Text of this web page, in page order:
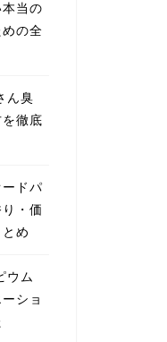
当の
の全
ん臭
徹底
ドパ
・価
め
ウム
ショ